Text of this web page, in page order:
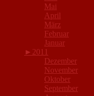
Mai
April
März
Februar
Januar
► 2011
Dezember
November
Oktober
September